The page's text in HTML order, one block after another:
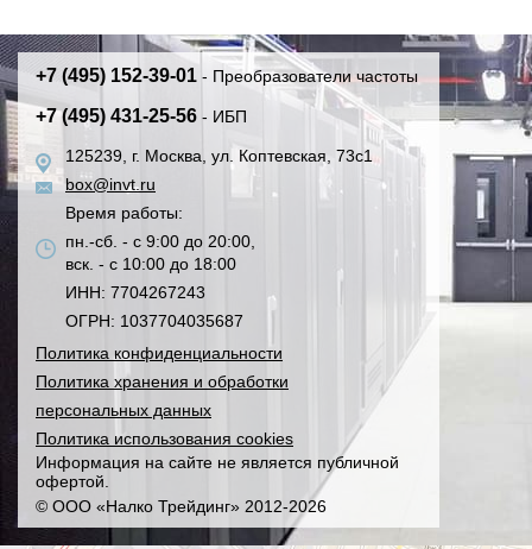
+7 (495) 152-39-01 - Преобразователи частоты
+7 (495) 431-25-56 - ИБП
125239, г. Москва, ул. Коптевская, 73с1
box@invt.ru
Время работы:
пн.-сб. - с 9:00 до 20:00,
вск. - с 10:00 до 18:00
ИНН: 7704267243
ОГРН: 1037704035687
Политика конфиденциальности
Политика хранения и обработки
персональных данных
Политика использования cookies
Информация на сайте не является публичной
офертой.
© ООО «Налко Трейдинг» 2012-2026